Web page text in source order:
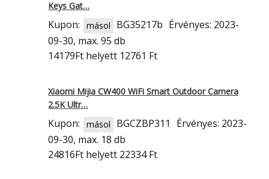
Keys Gat…
Kupon: másol BG35217b Érvényes: 2023-
09-30, max. 95 db
14179Ft helyett 12761 Ft
Xiaomi Mijia CW400 WiFi Smart Outdoor Camera
2.5K Ultr…
Kupon: másol BGCZBP311
Érvényes: 2023-
09-30, max. 18 db
24816Ft helyett 22334 Ft